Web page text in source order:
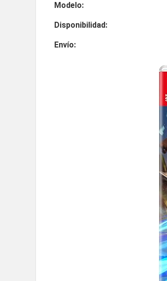
Modelo:
Disponibilidad:
Envío: